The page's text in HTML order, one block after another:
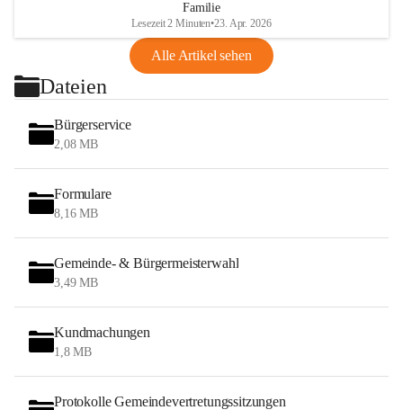
Familie
Lesezeit 2 Minuten•23. Apr. 2026
Alle Artikel sehen
Dateien
Bürgerservice
2,08 MB
Formulare
8,16 MB
Gemeinde- & Bürgermeisterwahl
3,49 MB
Kundmachungen
1,8 MB
Protokolle Gemeindevertretungssitzungen